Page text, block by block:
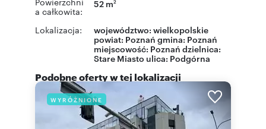
a całkowita:
52 m2
Lokalizacja: województwo: wielkopolskie
powiat: Poznań gmina: Poznań
miejscowość: Poznań dzielnica:
Stare Miasto ulica: Podgórna
Podobne oferty w tej lokalizacji
WYRÓŻNIONE